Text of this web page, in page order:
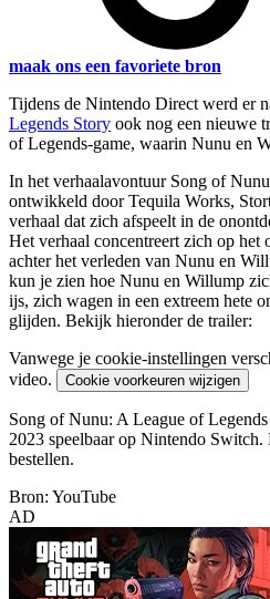
maak ons een favoriete bron
Tijdens de Nintendo Direct werd er
Legends Story ook nog een nieuwe
of Legends-game, waarin Nunu en
In het verhaalavontuur Song of
ontwikkeld door Tequila Works,
verhaal dat zich afspeelt in de
Het verhaal concentreert zich op het
achter het verleden van Nunu en
kun je zien hoe Nunu en Willump
ijs, zich wagen in een extreem hete
glijden. Bekijk hieronder de trailer:
Vanwege je cookie-instellingen
video.
Cookie voorkeuren wijzigen
Song of Nunu: A League of
2023 speelbaar op Nintendo
bestellen.
Bron: YouTube
AD